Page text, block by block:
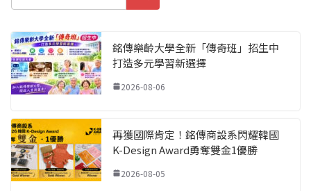
銘傳樂齡大學全新「傳奇班」招生中
打造多元學習新選擇
2026-08-06
再獲國際肯定！銘傳商設系閃耀韓國
K-Design Award勇奪雙金1優勝
2026-08-05